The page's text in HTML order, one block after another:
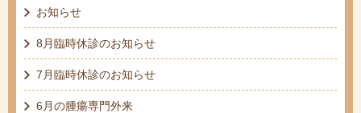
お知らせ
8月臨時休診のお知らせ
7月臨時休診のお知らせ
6月の腫瘍専門外来